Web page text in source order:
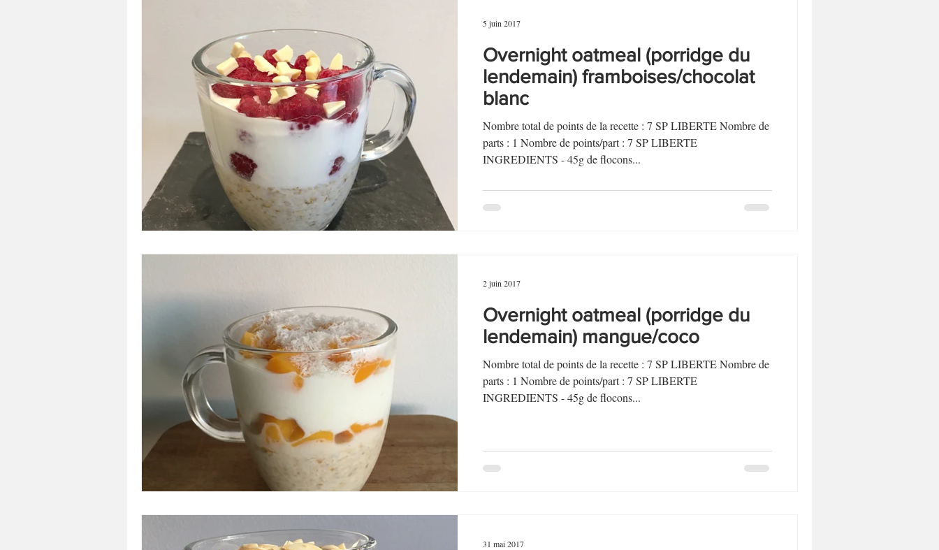
Overnight oatmeal (porridge du
lendemain) framboises/chocolat
blanc
Nombre total de points de la recette : 7 SP LIBERTE Nombre de
parts : 1 Nombre de points/part : 7 SP LIBERTE
INGREDIENTS - 45g de flocons...
5 juin 2017
Overnight oatmeal (porridge du
lendemain) mangue/coco
Nombre total de points de la recette : 7 SP LIBERTE Nombre de
parts : 1 Nombre de points/part : 7 SP LIBERTE
INGREDIENTS - 45g de flocons...
2 juin 2017
31 mai 2017